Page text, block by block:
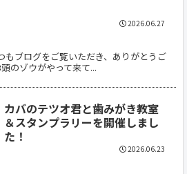
ブログをご覧いただき、ありがとうご
のゾウがやって来て...
2026.06.27
カバのテツオ君と歯みがき教室
＆スタンプラリーを開催しまし
た！
2026.06.23